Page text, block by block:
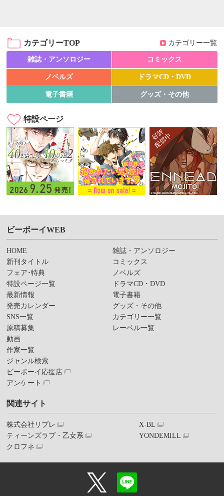
カテゴリーTOP カテゴリー一覧
雑誌・アンソロジー コミックス
ノベルズ ドラマCD・DVD
電子書籍 グッズ・その他
特設ページ
ビーボーイWEB
HOME
新刊タイトル
フェア･特典
特設ページ一覧
最新情報
発売カレンダー
SNS一覧
原稿募集
動画
作家一覧
ジャンル検索
ビーボーイ応援店
アンケート
雑誌・アンソロジー
コミックス
ノベルズ
ドラマCD・DVD
電子書籍
グッズ・その他
カテゴリー一覧
レーベル一覧
関連サイト
株式会社リブレ
ティーンズラブ・乙女系
クロフネ
X-BL
YONDEMILL